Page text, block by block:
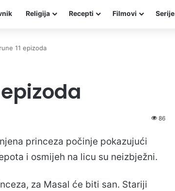
Religija Recepti Filmovi Serije
11 epizoda
86
princeza počinje pokazujući
i osmijeh na licu su neizbježni.
za Masal će biti san. Stariji